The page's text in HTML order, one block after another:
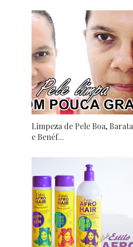
Limpeza de Pele Boa, Barata
e Benéf...